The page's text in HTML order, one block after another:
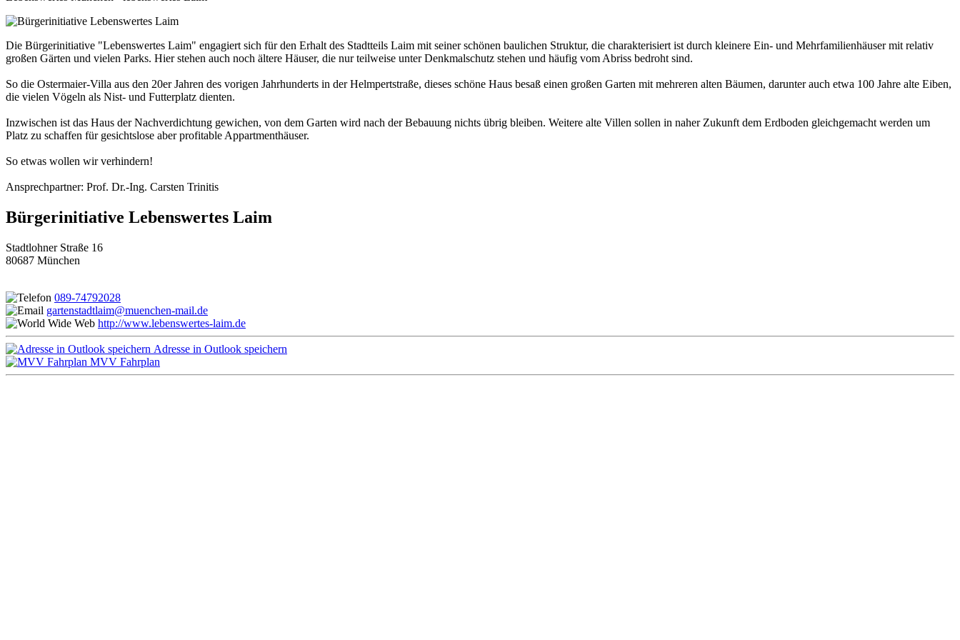
Die Bürgerinitiative "Lebenswertes Laim" engagiert sich für den Erhalt des Stadtteils Laim mit seiner schönen baulichen Struktur, die charakterisiert ist durch kleinere Ein- und Mehrfamilienhäuser mit relativ
großen Gärten und vielen Parks. Hier stehen auch noch ältere Häuser, die nur teilweise unter Denkmalschutz stehen und häufig vom Abriss bedroht sind.
So die Ostermaier-Villa aus den 20er Jahren des vorigen Jahrhunderts in der Helmpertstraße, dieses schöne Haus besaß einen großen Garten mit mehreren alten Bäumen, darunter auch etwa 100 Jahre alte Eiben,
die vielen Vögeln als Nist- und Futterplatz dienten.
Inzwischen ist das Haus der Nachverdichtung gewichen, von dem Garten wird nach der Bebauung nichts übrig bleiben. Weitere alte Villen sollen in naher Zukunft dem Erdboden gleichgemacht werden um
Platz zu schaffen für gesichtslose aber profitable Appartmenthäuser.
So etwas wollen wir verhindern!
Ansprechpartner: Prof. Dr.-Ing. Carsten Trinitis
Bürgerinitiative Lebenswertes Laim
Stadtlohner Straße 16
80687 München
089-74792028
gartenstadtlaim@muenchen-mail.de
http://www.lebenswertes-laim.de
Adresse in Outlook speichern
MVV Fahrplan